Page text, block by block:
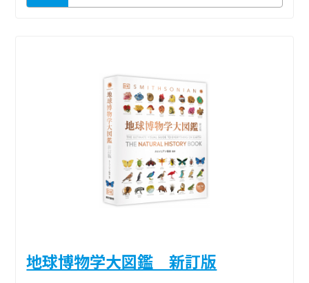
地球博物学大図鑑 新訂版